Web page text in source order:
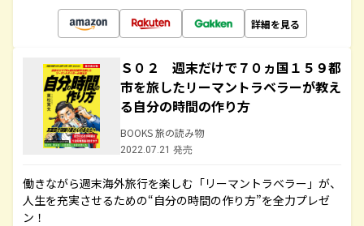
詳細を見る
Ｓ０２ 週末だけで７０ヵ国１５９都
市を旅したリーマントラベラーが教え
る自分の時間の作り方
BOOKS 旅の読み物
2022.07.21 発売
働きながら週末海外旅行を楽しむ「リーマントラベラー」が、
人生を充実させるための“自分の時間の作り方”を全力プレゼ
ン！